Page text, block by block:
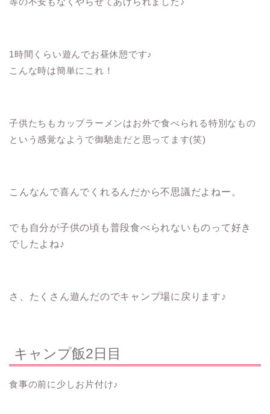
1時間くらい遊んでお昼休憩です♪
こんな時は簡単にこれ！
子供たちもカップラーメンはお外で食べられる特別なもの
という感覚なようで御馳走だと思ってます(笑)
こんなんで喜んでくれるんだから不思議だよねー。
でも自分が子供の頃も普段食べられないものって好き
でしたよね♪
さ、たくさん遊んだのでキャンプ場に戻ります♪
キャンプ飯2日目
食事の前に少しお片付け♪